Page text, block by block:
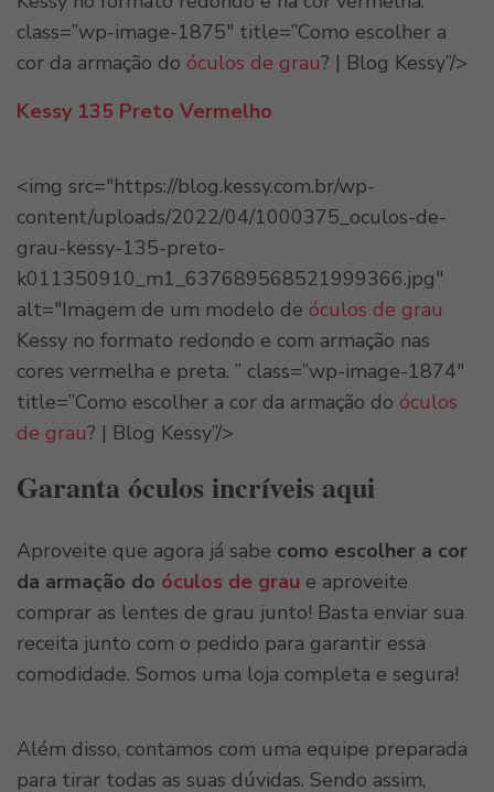
class=”wp-image-1875″ title=”Como escolher a
cor da armação do óculos de grau? | Blog Kessy”/>
Kessy 135 Preto Vermelho
<img src="https://blog.kessy.com.br/wp-
content/uploads/2022/04/1000375_oculos-de-
grau-kessy-135-preto-
k011350910_m1_637689568521999366.jpg"
alt="Imagem de um modelo de óculos de grau
Kessy no formato redondo e com armação nas
cores vermelha e preta. ” class=”wp-image-1874″
title=”Como escolher a cor da armação do óculos
de grau? | Blog Kessy”/>
Garanta óculos incríveis aqui
Aproveite que agora já sabe como escolher a cor
da armação do óculos de grau e aproveite
comprar as lentes de grau junto! Basta enviar sua
receita junto com o pedido para garantir essa
comodidade. Somos uma loja completa e segura!
Além disso, contamos com uma equipe preparada
para tirar todas as suas dúvidas. Sendo assim,